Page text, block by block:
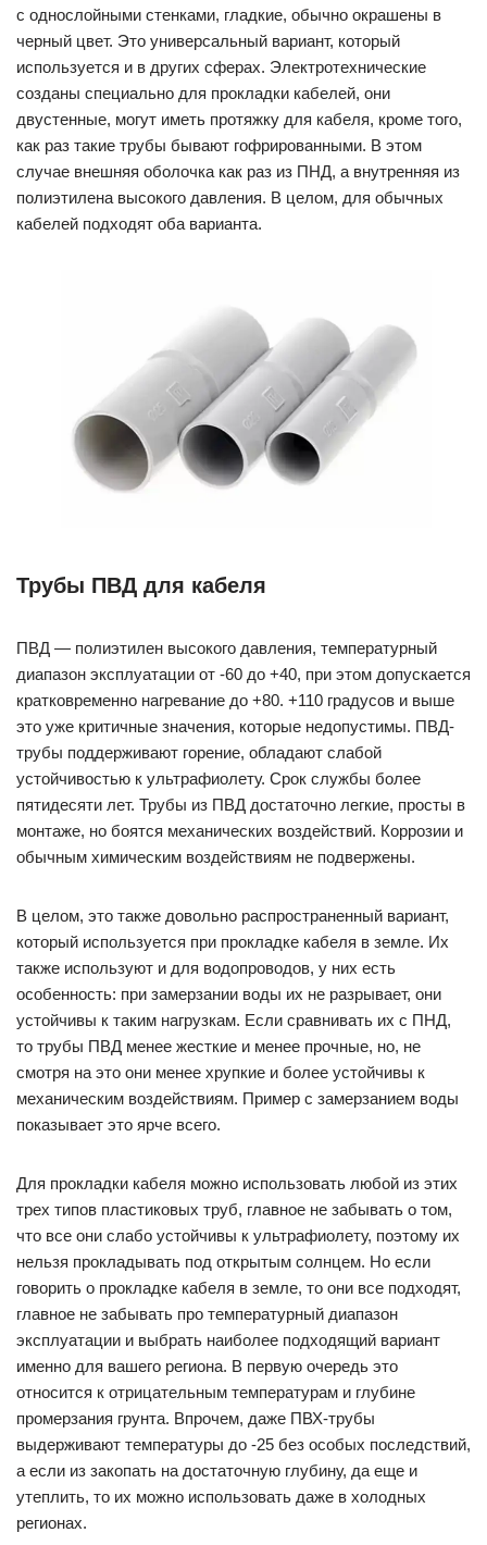
с однослойными стенками, гладкие, обычно окрашены в
черный цвет. Это универсальный вариант, который
используется и в других сферах. Электротехнические
созданы специально для прокладки кабелей, они
двустенные, могут иметь протяжку для кабеля, кроме того,
как раз такие трубы бывают гофрированными. В этом
случае внешняя оболочка как раз из ПНД, а внутренняя из
полиэтилена высокого давления. В целом, для обычных
кабелей подходят оба варианта.
Трубы ПВД для кабеля
ПВД — полиэтилен высокого давления, температурный
диапазон эксплуатации от -60 до +40, при этом допускается
кратковременно нагревание до +80. +110 градусов и выше
это уже критичные значения, которые недопустимы. ПВД-
трубы поддерживают горение, обладают слабой
устойчивостью к ультрафиолету. Срок службы более
пятидесяти лет. Трубы из ПВД достаточно легкие, просты в
монтаже, но боятся механических воздействий. Коррозии и
обычным химическим воздействиям не подвержены.
В целом, это также довольно распространенный вариант,
который используется при прокладке кабеля в земле. Их
также используют и для водопроводов, у них есть
особенность: при замерзании воды их не разрывает, они
устойчивы к таким нагрузкам. Если сравнивать их с ПНД,
то трубы ПВД менее жесткие и менее прочные, но, не
смотря на это они менее хрупкие и более устойчивы к
механическим воздействиям. Пример с замерзанием воды
показывает это ярче всего.
Для прокладки кабеля можно использовать любой из этих
трех типов пластиковых труб, главное не забывать о том,
что все они слабо устойчивы к ультрафиолету, поэтому их
нельзя прокладывать под открытым солнцем. Но если
говорить о прокладке кабеля в земле, то они все подходят,
главное не забывать про температурный диапазон
эксплуатации и выбрать наиболее подходящий вариант
именно для вашего региона. В первую очередь это
относится к отрицательным температурам и глубине
промерзания грунта. Впрочем, даже ПВХ-трубы
выдерживают температуры до -25 без особых последствий,
а если из закопать на достаточную глубину, да еще и
утеплить, то их можно использовать даже в холодных
регионах.